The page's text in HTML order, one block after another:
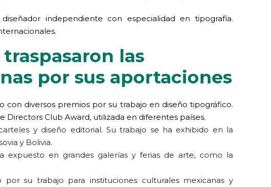
diseñador independiente con especialidad en tipografía.
las
por sus aportaciones
con diversos premios por su trabajo en diseño tipográfico.
Directors Club Award, utilizada en diferentes países.
y diseño editorial. Su trabajo se ha exhibido en la
y Bolivia.
expuesto en grandes galerías y ferias de arte, como la
su trabajo para instituciones culturales mexicanas y